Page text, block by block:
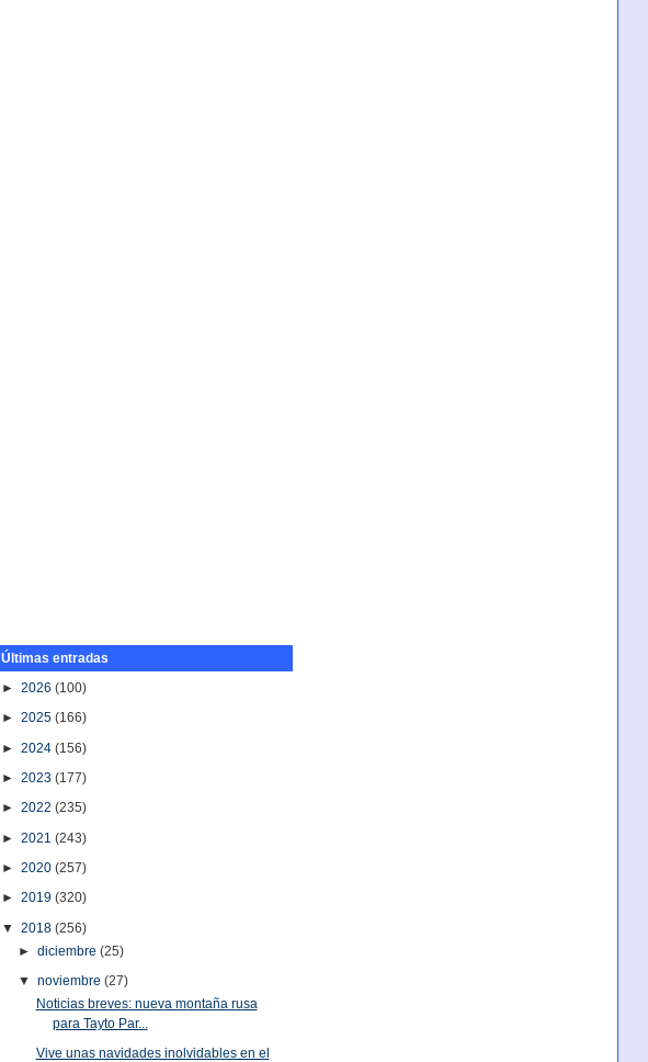
Últimas entradas
►2026(100)
►2025(166)
►2024(156)
►2023(177)
►2022(235)
►2021(243)
►2020(257)
►2019(320)
▼2018(256)
►diciembre(25)
▼noviembre(27)
Noticias breves: nueva montaña rusa
para Tayto Par...
Vive unas navidades inolvidables en el